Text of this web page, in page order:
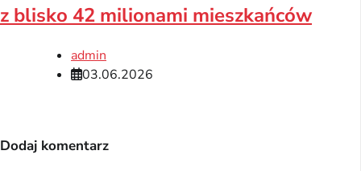
z blisko 42 milionami mieszkańców
admin
03.06.2026
Dodaj komentarz